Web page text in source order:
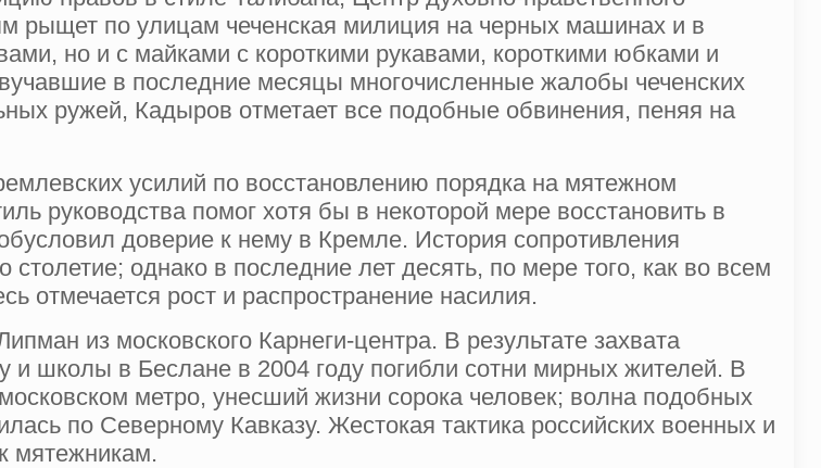
рыщет по улицам чеченская милиция на черных машинах и в
но и с майками с короткими рукавами, короткими юбками и
в последние месяцы многочисленные жалобы чеченских
ружей, Кадыров отметает все подобные обвинения, пеняя на
усилий по восстановлению порядка на мятежном
руководства помог хотя бы в некоторой мере восстановить в
доверие к нему в Кремле. История сопротивления
однако в последние лет десять, по мере того, как во всем
отмечается рост и распространение насилия.
из московского Карнеги-центра. В результате захвата
и школы в Беслане в 2004 году погибли сотни мирных жителей. В
метро, унесший жизни сорока человек; волна подобных
по Северному Кавказу. Жестокая тактика российских военных и
мятежникам.